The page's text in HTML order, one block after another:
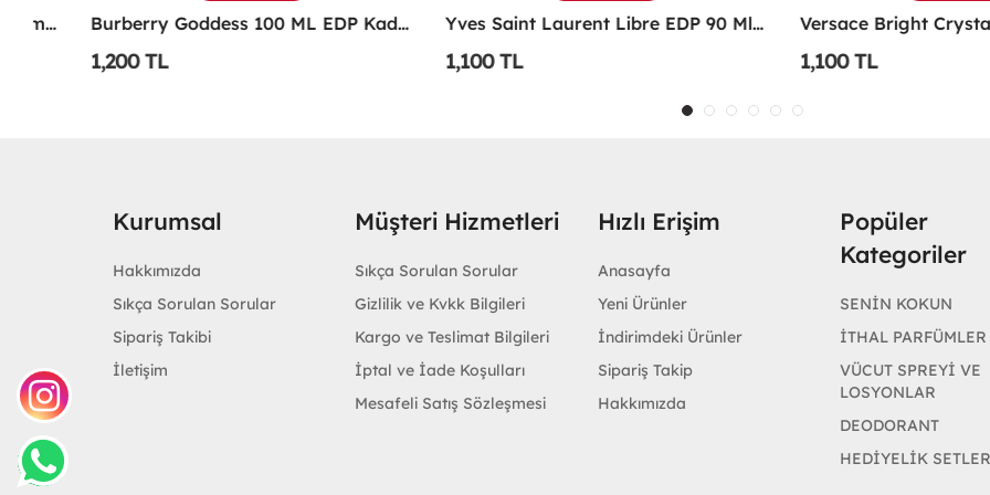
Burberry Goddess 100 ML EDP Kadın Parfümü -
1,200 TL
Yves Saint Laurent Libre EDP 90 Ml Kadın Parfüm - YSLL
1,100 TL 1,100 TL
Kurumsal
Hakkımızda
Sıkça Sorulan Sorular
Sipariş Takibi
İletişim
Müşteri Hizmetleri
Sıkça Sorulan Sorular
Gizlilik ve Kvkk Bilgileri
Kargo ve Teslimat Bilgileri
İptal ve İade Koşulları
Mesafeli Satış Sözleşmesi
Hızlı Erişim
Anasayfa
Yeni Ürünler
İndirimdeki Ürünler
Sipariş Takip
Hakkımızda
Popüler
Kategoriler
SENİN KOKUN
İTHAL PARFÜMLER
VÜCUT SPREYİ VE
LOSYONLAR
DEODORANT
HEDİYELİK SETLER